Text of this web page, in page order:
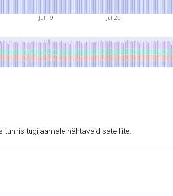
Jul 19 Jul 26
tunnis tugijaamale nähtavaid satelliite.